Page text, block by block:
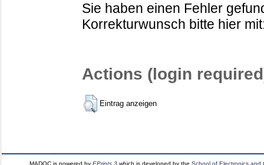
Sie haben einen Fehler
Korrekturwunsch bitte hier
Actions (login
Eintrag anzeigen
MADOC is powered byEPrints 3 which is developed by theSchool of Electronics and